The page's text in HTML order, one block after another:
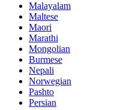
Malayalam
Maltese
Maori
Marathi
Mongolian
Burmese
Nepali
Norwegian
Pashto
Persian